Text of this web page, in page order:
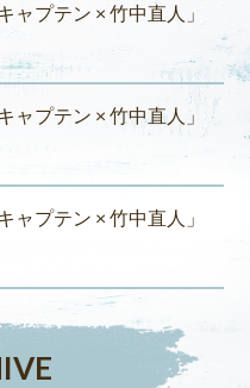
ャプテン × 竹中直人」
ャプテン × 竹中直人」
ャプテン × 竹中直人」